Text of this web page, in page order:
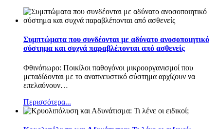
Συμπτώματα που συνδέονται με αδύνατο ανοσοποιητικό
σύστημα και συχνά παραβλέπονται από ασθενείς
Φθινόπωρο: Ποικίλοι παθογόνοι μικροοργανισμοί που
μεταδίδονται με το αναπνευστικό σύστημα αρχίζουν να
επελαύνουν…
Περισσότερα...